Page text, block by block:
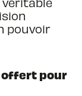
pouvoir
offert pour